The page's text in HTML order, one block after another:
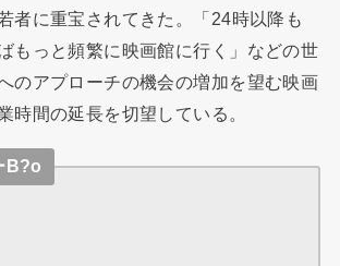
者に重宝されてきた。「24時以降も
もっと頻繁に映画館に行く」などの世
のアプローチの機会の増加を望む映画
時間の延長を切望している。
B?o